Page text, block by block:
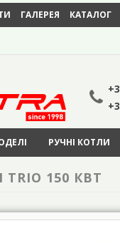
ГАЛЕРЕЯ КАТАЛОГ
РУЧНІ КОТЛИ
TRIO 150 КВТ